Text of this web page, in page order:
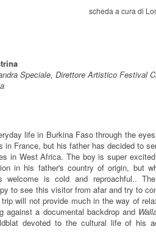
scheda a cura di
Speciale, Direttore Artistico Festival
life in Burkina Faso through the
in France, but his father has decided to
in West Africa. The boy is super
in his father's country of origin, but
welcome is cold and reproachful..
to see this visitor from afar and try to
will not provide much in the way of
against a documental backdrop and
devoted to the cultural life of his